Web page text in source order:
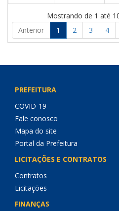
Mostrando de 1 até
Anterior
1 2 3 4
PREFEITURA
COVID-19
Fale conosco
Mapa do site
Portal da Prefeitura
LICITAÇÕES E CONTRATOS
Contratos
Licitações
FINANÇAS